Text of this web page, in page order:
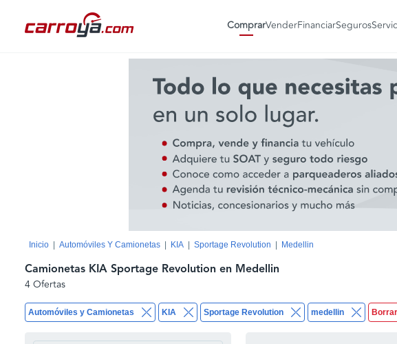
ComprarVenderFinanciarSeguros
Inicio Automóviles Y Camionetas KIA Sportage Revolution Medellin
Automóviles y Camionetas KIA Sportage Revolution medellin
Camionetas KIA Sportage Revolution en Medellin
4 Ofertas